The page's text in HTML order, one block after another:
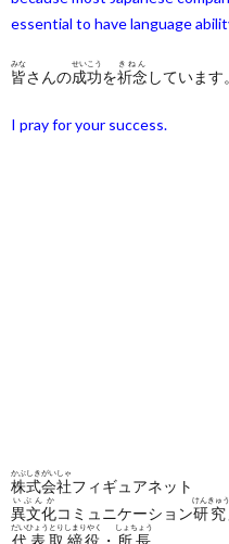
essential to have language
皆
みな
さんの成功
せいこう
を祈念
きねん
しています。
I pray for your success.
株式会社
かぶしきがいしゃ
フィギュアネット
異文化
いぶんか
コミュニケーション研
けんきゅ
だいひょうとりしまりやく しょちょう